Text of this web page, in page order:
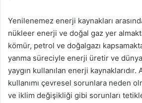
Yenilenemez enerji kaynakları
nükleer enerji ve doğal gaz yer
kömür, petrol ve doğalgazı
yanma süreciyle enerji üretir ve
yaygın kullanılan enerji kaynaklarıdır.
kullanımı çevresel sorunlara neden
ve iklim değişikliği gibi sorunları